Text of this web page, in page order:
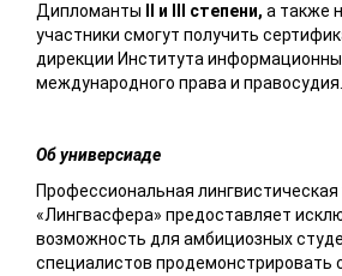
Дипломанты
II и III степени, а также
участники смогут получить
дирекции Института
международного права и правосудия.
Об универсиаде
Профессиональная
«Лингвасфера» предоставляет
возможность для амбициозных
специалистов продемонстрировать